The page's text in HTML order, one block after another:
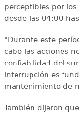
perceptibles por
desde las 04:00
"Durante este
cabo las acciones
confiabilidad del
interrupción es
mantenimiento de
También dijeron